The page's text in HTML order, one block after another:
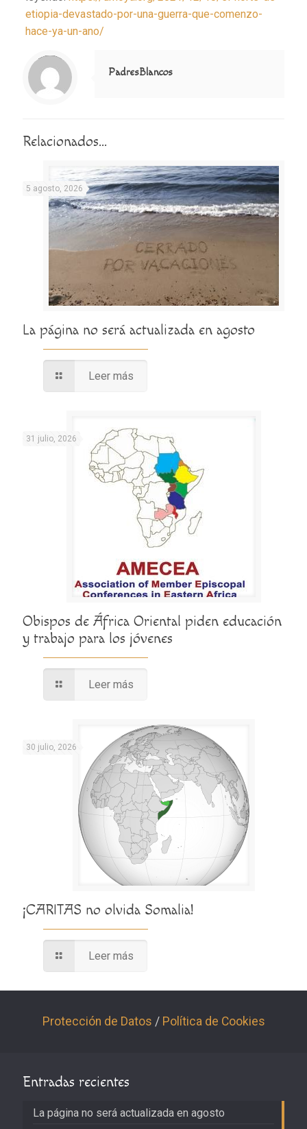
etiopia-devastado-por-una-guerra-que-comenzo-
hace-ya-un-ano/
Notice
: Trying to access array offset on value of type null in
/home/misioner/public_html/padresblancos/themes/betheme/includes/content-single.php
on line
286
PadresBlancos
Relacionados...
5 agosto, 2026
La página no será actualizada en agosto
Leer más
31 julio, 2026
Obispos de África Oriental piden educación
y trabajo para los jóvenes
Leer más
30 julio, 2026
¡CARITAS no olvida Somalia!
Leer más
Protección de Datos / Política de Cookies
Entradas recientes
La página no será actualizada en agosto